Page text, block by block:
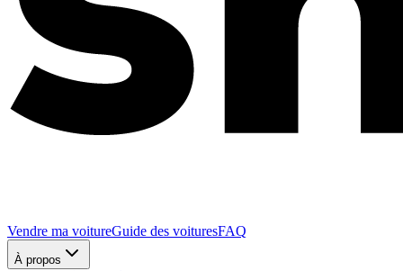
Vendre ma voitureGuide des voituresFAQ
À propos